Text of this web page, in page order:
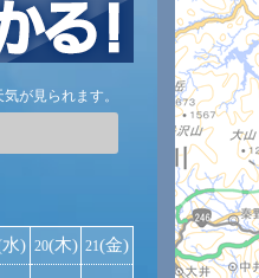
が見られます。
) 20(木) 21(金)